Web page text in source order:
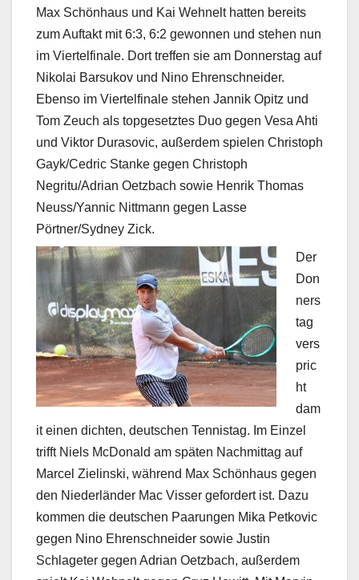
Max Schönhaus und Kai Wehnelt hatten bereits
zum Auftakt mit 6:3, 6:2 gewonnen und stehen nun
im Viertelfinale. Dort treffen sie am Donnerstag auf
Nikolai Barsukov und Nino Ehrenschneider.
Ebenso im Viertelfinale stehen Jannik Opitz und
Tom Zeuch als topgesetztes Duo gegen Vesa Ahti
und Viktor Durasovic, außerdem spielen Christoph
Gayk/Cedric Stanke gegen Christoph
Negritu/Adrian Oetzbach sowie Henrik Thomas
Neuss/Yannic Nittmann gegen Lasse
Pörtner/Sydney Zick.
Der
Don
ners
tag
vers
pric
ht
dam
it einen dichten, deutschen Tennistag. Im Einzel
trifft Niels McDonald am späten Nachmittag auf
Marcel Zielinski, während Max Schönhaus gegen
den Niederländer Mac Visser gefordert ist. Dazu
kommen die deutschen Paarungen Mika Petkovic
gegen Nino Ehrenschneider sowie Justin
Schlageter gegen Adrian Oetzbach, außerdem